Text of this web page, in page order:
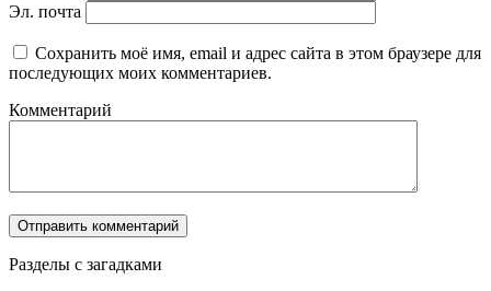
Эл. почта
Сохранить моё имя, email и адрес сайта в этом браузере для
последующих моих комментариев.
Комментарий
Разделы с загадками